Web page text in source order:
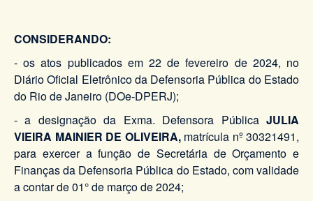
CONSIDERANDO:
- os atos publicados em 22 de fevereiro de 2024, no
Diário Oficial Eletrônico da Defensoria Pública do Estado
do Rio de Janeiro (DOe-DPERJ);
- a designação da Exma. Defensora Pública JULIA
VIEIRA MAINIER DE OLIVEIRA,matrícula nº 30321491,
para exercer a função de Secretária de Orçamento e
Finanças da Defensoria Pública do Estado, com validade
a contar de 01° de março de 2024;